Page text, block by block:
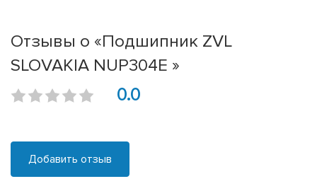
Отзывы о «Подшипник ZVL
SLOVAKIA NUP304E »
0.0
Добавить отзыв